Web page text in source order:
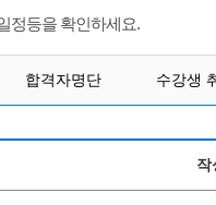
정등을 확인하세요.
합격자명단 수강생
작